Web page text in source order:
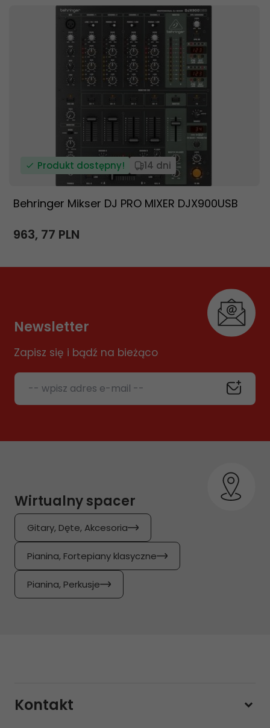
Produkt dostępny! 14 dni
Behringer Mikser DJ PRO MIXER DJX900USB
963, 77 PLN
Newsletter
Zapisz się i bądź na bieżąco
-- wpisz adres e-mail --
Wirtualny spacer
Gitary, Dęte, Akcesoria
Pianina, Fortepiany klasyczne
Pianina, Perkusje
Kontakt